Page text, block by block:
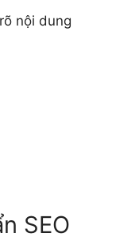
nội dung
SEO